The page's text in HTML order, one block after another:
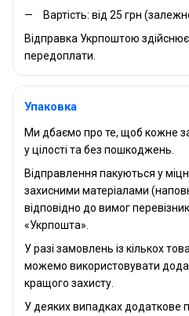
Вартість: від 25 грн
Відправка Укрпоштою
передоплати.
Упаковка
Ми дбаємо про те, щоб кожне
у цілості та без пошкоджень.
Відправлення пакуються у
захисними матеріалами
відповідно до вимог
«Укрпошта».
У разі замовлень із кількох
можемо використовувати
кращого захисту.
У деяких випадках додаткове